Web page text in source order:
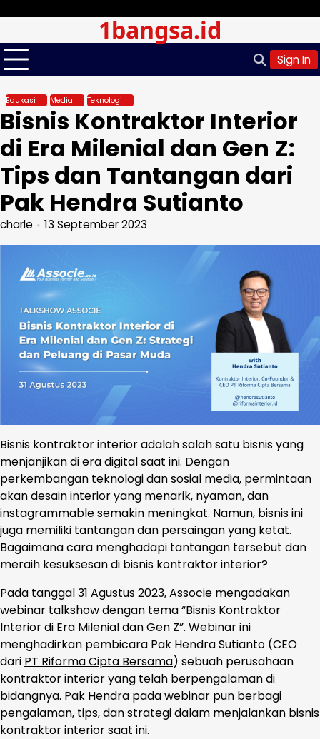
content
1bangsa.id
Sign In
Edukasi Media Teknologi
Bisnis Kontraktor Interior
di Era Milenial dan Gen Z:
Tips dan Tantangan dari
Pak Hendra Sutianto
charle 13 September 2023
Bisnis kontraktor interior adalah salah satu bisnis yang
menjanjikan di era digital saat ini. Dengan
perkembangan teknologi dan sosial media, permintaan
akan desain interior yang menarik, nyaman, dan
instagrammable semakin meningkat. Namun, bisnis ini
juga memiliki tantangan dan persaingan yang ketat.
Bagaimana cara menghadapi tantangan tersebut dan
meraih kesuksesan di bisnis kontraktor interior?
Pada tanggal 31 Agustus 2023,Associe mengadakan
webinar talkshow dengan tema “Bisnis Kontraktor
Interior di Era Milenial dan Gen Z”. Webinar ini
menghadirkan pembicara Pak Hendra Sutianto (CEO
dari PT Riforma Cipta Bersama) sebuah perusahaan
kontraktor interior yang telah berpengalaman di
bidangnya. Pak Hendra pada webinar pun berbagi
pengalaman, tips, dan strategi dalam menjalankan bisnis
kontraktor interior saat ini.